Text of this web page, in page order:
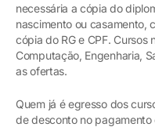
necessária a cópia do
nascimento ou casamento,
cópia do RG e CPF.
Computação, Engenharia,
as ofertas.
Quem já é egresso dos
de desconto no